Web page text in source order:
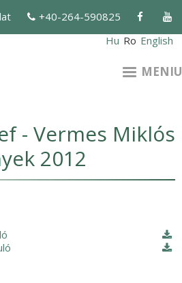
+40-264-590825
Hu Ro English
MENIU
- Vermes Miklós
2012